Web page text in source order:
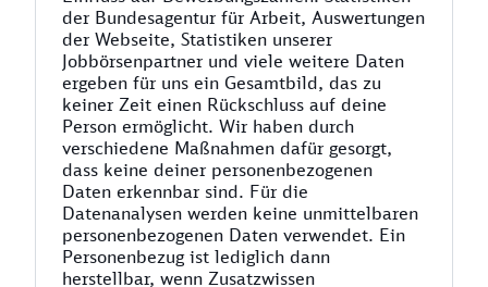
der Bundesagentur für Arbeit, Auswertungen
der Webseite, Statistiken unserer
Jobbörsenpartner und viele weitere Daten
ergeben für uns ein Gesamtbild, das zu
keiner Zeit einen Rückschluss auf deine
Person ermöglicht. Wir haben durch
verschiedene Maßnahmen dafür gesorgt,
dass keine deiner personenbezogenen
Daten erkennbar sind. Für die
Datenanalysen werden keine unmittelbaren
personenbezogenen Daten verwendet. Ein
Personenbezug ist lediglich dann
herstellbar, wenn Zusatzwissen